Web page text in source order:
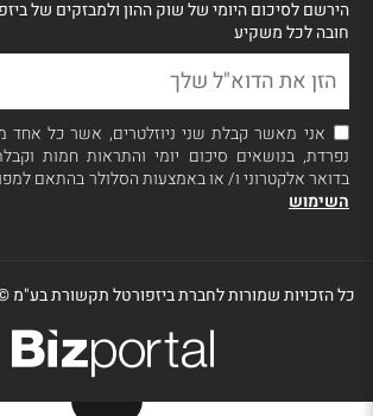
הירשם לסיכום היומי של שוק ההון ולמבזקים של
חובה לכל משקיע
אני מאשר קבלת שני ניוזלטרים, אשר כל אחד
נפרדת, בנושאים סיכום יומי והתראות חמות
בדואר אלקטרוני ו/ או באמצעות הסלולר בהתאם
השימוש
כל הזכויות שמורות לחברת ביזפורטל תקשורת בע"מ